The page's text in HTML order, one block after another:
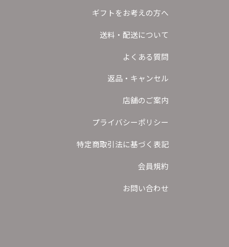
ギフトをお考えの方へ
送料・配送について
よくある質問
返品・キャンセル
店舗のご案内
プライバシーポリシー
特定商取引法に基づく表記
会員規約
お問い合わせ